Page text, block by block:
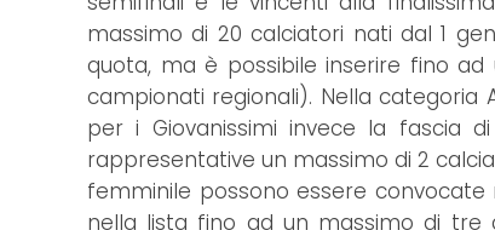
massimo di 20 calciatori nati dal 1
quota, ma è possibile inserire fino
campionati regionali). Nella categoria
per i Giovanissimi invece la fascia
rappresentative un massimo di 2
femminile possono essere convocate
nella lista fino ad un massimo di